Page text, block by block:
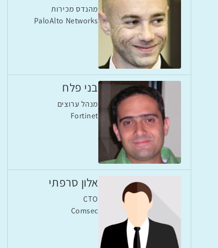
מהנדס מכירות
PaloAlto Networks
בני פלח
מנהל ערוצים
Fortinet
אלון סרפתי
CTO
Comsec